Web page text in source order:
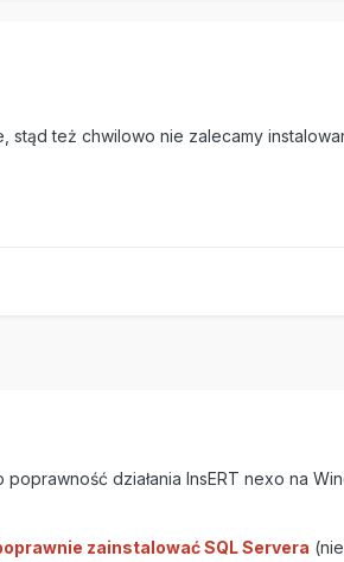
też chwilowo nie zalecamy
działania InsERT nexo na
zainstalować SQL Servera